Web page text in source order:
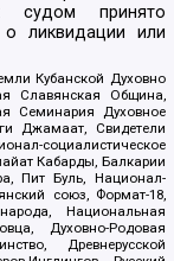
судом принято
ликвидации или
Кубанской Духовно
Славянская Община,
Семинария Духовное
Джамаат, Свидетели
социалистическое
Кабарды, Балкарии
Пит Буль, Национал-
союз, Формат-18,
Национальная
Духовно-Родовая
Древнерусской